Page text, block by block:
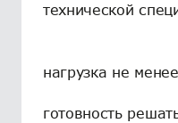
технической
нагрузка не
готовность